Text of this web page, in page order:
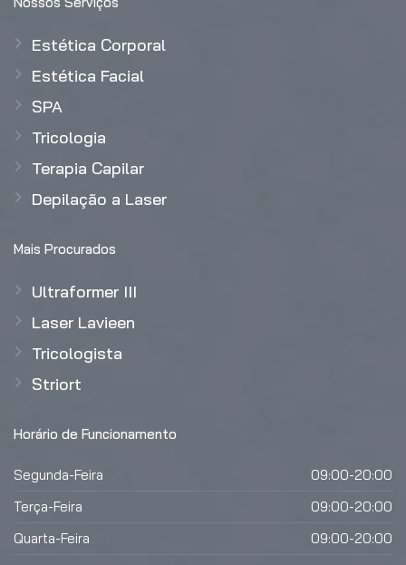
Estética Corporal
Estética Facial
SPA
Tricologia
Terapia Capilar
Depilação a Laser
Mais Procurados
Ultraformer III
Laser Lavieen
Tricologista
Striort
Horário de Funcionamento
Segunda-Feira
09:00-20:00
Terça-Feira
09:00-20:00
Quarta-Feira
09:00-20:00